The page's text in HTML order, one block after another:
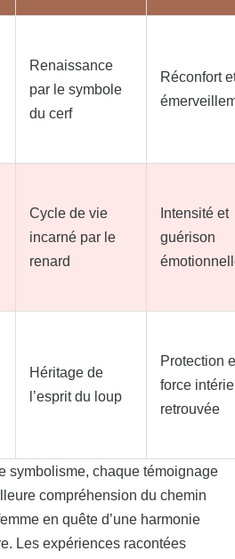
Renaissance
par le symbole
du cerf
Réconfort
Cycle de vie
incarné par le
renard
Intensité et
guérison
Héritage de
l’esprit du loup
Protection
force
retrouvée
symbolisme, chaque témoignage
compréhension du chemin
en quête d’une harmonie
Les expériences racontées